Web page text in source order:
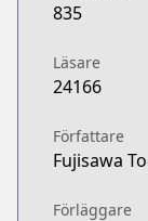
835
Läsare
24166
Författare
Fujisawa
Förläggare